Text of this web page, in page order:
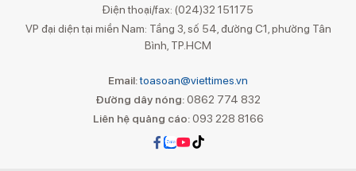
Điện thoại/fax: (024)32 151175
VP đại diện tại miền Nam: Tầng 3, số 54, đường C1, phường Tân
Bình, TP.HCM
Email:toasoan@viettimes.vn
Đường dây nóng: 0862 774 832
Liên hệ quảng cáo:093 228 8166